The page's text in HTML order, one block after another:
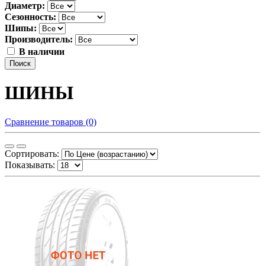
Диаметр:
Сезонность:
Шипы:
Производитель:
В наличии
Поиск
ШИНЫ
Сравнение товаров (0)
Сортировать:
Показывать: